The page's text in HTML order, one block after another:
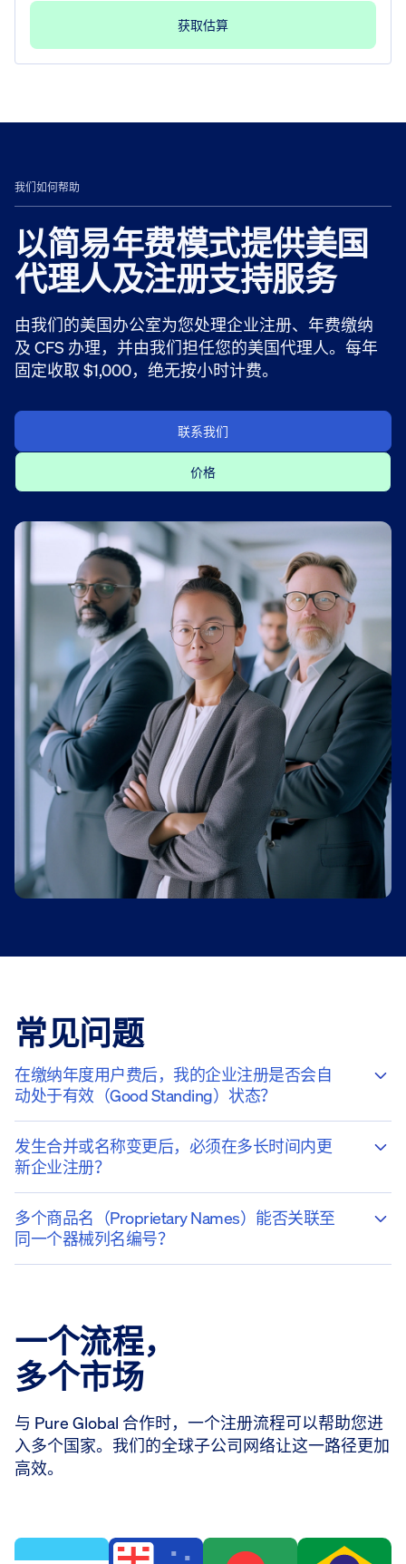
获取估算
我们如何帮助
以简易年费模式提供美国
代理人及注册支持服务
由我们的美国办公室为您处理企业注册、年费缴纳
及 CFS 办理，并由我们担任您的美国代理人。每年
固定收取 $1,000，绝无按小时计费。
联系我们
价格
常见问题
在缴纳年度用户费后，我的企业注册是否会自
动处于有效（good Standing）状态？
发生合并或名称变更后，必须在多长时间内更
新企业注册？
多个商品名（Proprietary Names）能否关联至
同一个器械列名编号？
一个流程，
多个市场
与 Pure Global 合作时，一个注册流程可以帮助您进
入多个国家。我们的全球子公司网络让这一路径更加
高效。